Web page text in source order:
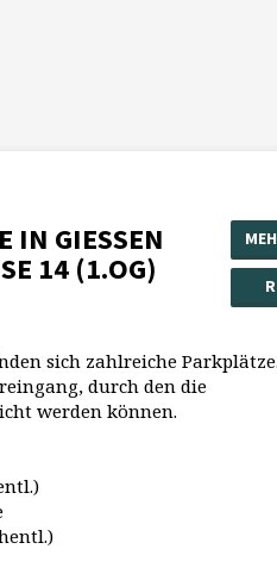
IN GIESSEN
14 (1.OG)
sich zahlreiche Parkplätze.
durch den die
werden können.